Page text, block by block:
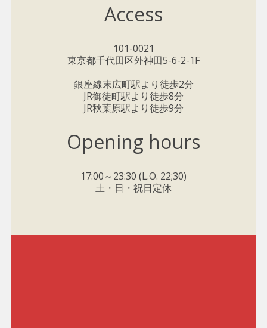
Access
101-0021
東京都千代田区外神田5-6-2-1F
銀座線末広町駅より徒歩2分
JR御徒町駅より徒歩8分
JR秋葉原駅より徒歩9分
Opening hours
17:00～23:30 (L.O. 22;30)
土・日・祝日定休